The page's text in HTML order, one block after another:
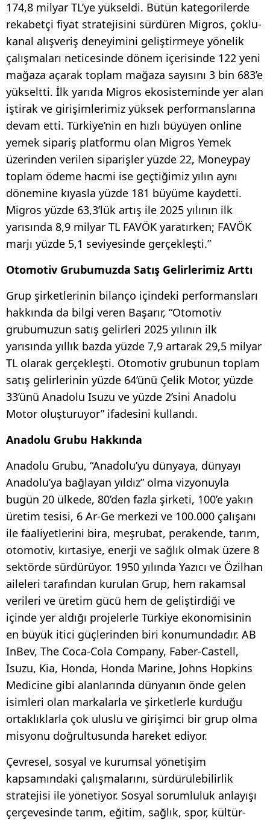
174,8 milyar TL’ye yükseldi. Bütün kategorilerde
rekabetçi fiyat stratejisini sürdüren Migros, çoklu-
kanal alışveriş deneyimini geliştirmeye yönelik
çalışmaları neticesinde dönem içerisinde 122 yeni
mağaza açarak toplam mağaza sayısını 3 bin 683’e
yükseltti. İlk yarıda Migros ekosisteminde yer alan
iştirak ve girişimlerimiz yüksek performanslarına
devam etti. Türkiye’nin en hızlı büyüyen online
yemek sipariş platformu olan Migros Yemek
üzerinden verilen siparişler yüzde 22, Moneypay
toplam ödeme hacmi ise geçtiğimiz yılın aynı
dönemine kıyasla yüzde 181 büyüme kaydetti.
Migros yüzde 63,3’lük artış ile 2025 yılının ilk
yarısında 8,9 milyar TL FAVÖK yaratırken; FAVÖK
marjı yüzde 5,1 seviyesinde gerçekleşti.”
Otomotiv Grubumuzda Satış Gelirlerimiz Arttı
Grup şirketlerinin bilanço içindeki performansları
hakkında da bilgi veren Başarır, “Otomotiv
grubumuzun satış gelirleri 2025 yılının ilk
yarısında yıllık bazda yüzde 7,9 artarak 29,5 milyar
TL olarak gerçekleşti. Otomotiv grubunun toplam
satış gelirlerinin yüzde 64’ünü Çelik Motor, yüzde
33’ünü Anadolu Isuzu ve yüzde 2’sini Anadolu
Motor oluşturuyor” ifadesini kullandı.
Anadolu Grubu Hakkında
Anadolu Grubu, “Anadolu’yu dünyaya, dünyayı
Anadolu’ya bağlayan yıldız” olma vizyonuyla
bugün 20 ülkede, 80’den fazla şirketi, 100’e yakın
üretim tesisi, 6 Ar-Ge merkezi ve 100.000 çalışanı
ile faaliyetlerini bira, meşrubat, perakende, tarım,
otomotiv, kırtasiye, enerji ve sağlık olmak üzere 8
sektörde sürdürüyor. 1950 yılında Yazıcı ve Özilhan
aileleri tarafından kurulan Grup, hem rakamsal
verileri ve üretim gücü hem de geliştirdiği ve
içinde yer aldığı projelerle Türkiye ekonomisinin
en büyük itici güçlerinden biri konumundadır. AB
InBev, The Coca-Cola Company, Faber-Castell,
Isuzu, Kia, Honda, Honda Marine, Johns Hopkins
Medicine gibi alanlarında dünyanın önde gelen
isimleri olan markalarla ve şirketlerle kurduğu
ortaklıklarla çok uluslu ve girişimci bir grup olma
misyonu doğrultusunda hareket ediyor.
Çevresel, sosyal ve kurumsal yönetişim
kapsamındaki çalışmalarını, sürdürülebilirlik
stratejisi ile yönetiyor. Sosyal sorumluluk anlayışı
çerçevesinde tarım, eğitim, sağlık, spor, kültür-